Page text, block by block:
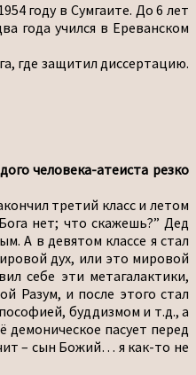
году в Сумгаите. До 6 лет
года учился в Ереванском
где защитил диссертацию.
человека-атеиста резко
третий класс и летом
нет; что скажешь?” Дед
А в девятом классе я стал
дух, или это мировой
себе эти метагалактики,
Разум, и после этого стал
буддизмом и т.д., а
демоническое пасует перед
– сын Божий… я как-то не